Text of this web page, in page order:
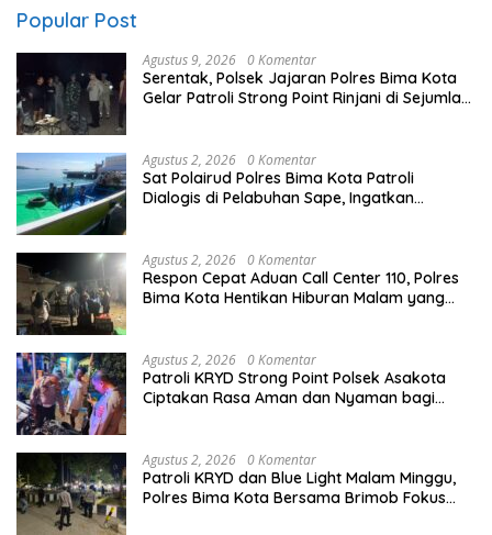
Popular Post
Agustus 9, 2026 0 Komentar
Serentak, Polsek Jajaran Polres Bima Kota
Gelar Patroli Strong Point Rinjani di Sejumlah
Agustus 2, 2026 0 Komentar
Sat Polairud Polres Bima Kota Patroli
Dialogis di Pelabuhan Sape, Ingatkan
Agustus 2, 2026 0 Komentar
Respon Cepat Aduan Call Center 110, Polres
Bima Kota Hentikan Hiburan Malam yang
Agustus 2, 2026 0 Komentar
Patroli KRYD Strong Point Polsek Asakota
Ciptakan Rasa Aman dan Nyaman bagi
Agustus 2, 2026 0 Komentar
Patroli KRYD dan Blue Light Malam Minggu,
Polres Bima Kota Bersama Brimob Fokus